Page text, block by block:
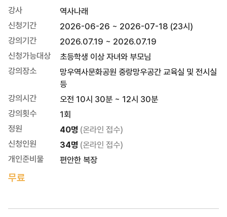
강사
역사나래
신청기간
2026-06-26 ~ 2026-07-18 (23시)
강의기간
2026.07.19 ~ 2026.07.19
신청가능대상
초등학생 이상 자녀와 부모님
강의장소
망우역사문화공원 중랑망우공간 교육실 및 전시실
등
강의시간
오전 10시 30분 ~ 12시 30분
강의횟수
1회
정원
40명 (온라인 접수)
신청인원
34명 (온라인 접수)
개인준비물
편안한 복장
무료